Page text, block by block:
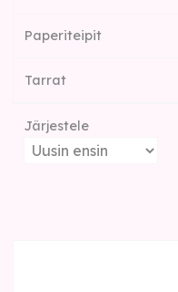
Paperiteipit
Tarrat
Järjestele